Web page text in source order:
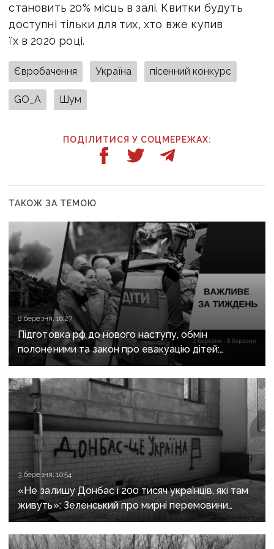
становить 20% місць в залі. Квитки будуть
доступні тільки для тих, хто вже купив
їх в 2020 році.
Євробачення Україна пісенний конкурс
GO_A Шум
ПОДІЛИТИСЯ У СОЦМЕРЕЖАХ:
ТАКОЖ ЗА ТЕМОЮ
8 березня, 16:27
Підготовка рф до нового наступу, обмін
полоненими та закон про евакуацію дітей:
важливе за тиждень
3 березня, 10:54
«Не залишу Донбас і 200 тисяч українців, які там
живуть»: Зеленський про мирні перемовини
та питання контролю територій